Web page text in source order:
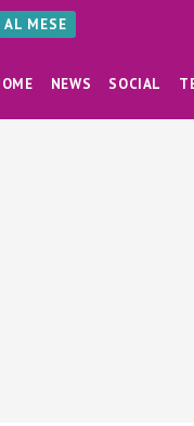
MESE
NEWS SOCIAL